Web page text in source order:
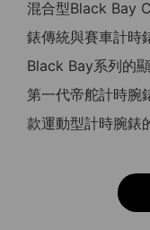
混合型Black Bay
錶傳統與賽車計時
Black Bay系列的
第一代帝舵計時腕
款運動型計時腕錶